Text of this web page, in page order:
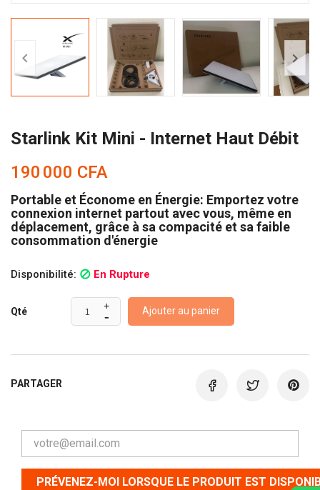
 
Starlink Kit Mini - Internet Haut Débit
190 000 CFA
Portable et Économe en Énergie: Emportez votre
connexion internet partout avec vous, même en
déplacement, grâce à sa compacité et sa faible
consommation d'énergie
Disponibilité:  En Rupture
Qté Ajouter au panier
PARTAGER
PRÉVENEZ-MOI LORSQUE LE PRODUIT EST